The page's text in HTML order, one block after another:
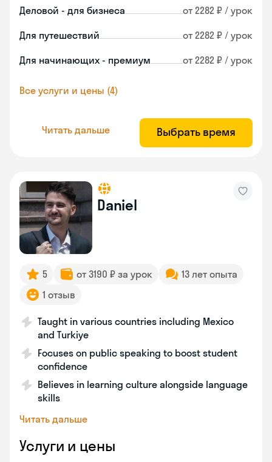
Деловой - для бизнеса от 2282 ₽ / урок
Для путешествий от 2282 ₽ / урок
Для начинающих - премиум от 2282 ₽ / урок
Все услуги и цены (4)
Читать дальше Выбрать время
Daniel
5 от 3190 ₽ за урок
13 лет опыта
1 отзыв
Taught in various countries including Mexico
and Turkiye
Focuses on public speaking to boost student
confidence
Believes in learning culture alongside language
skills
Читать дальше
Услуги и цены